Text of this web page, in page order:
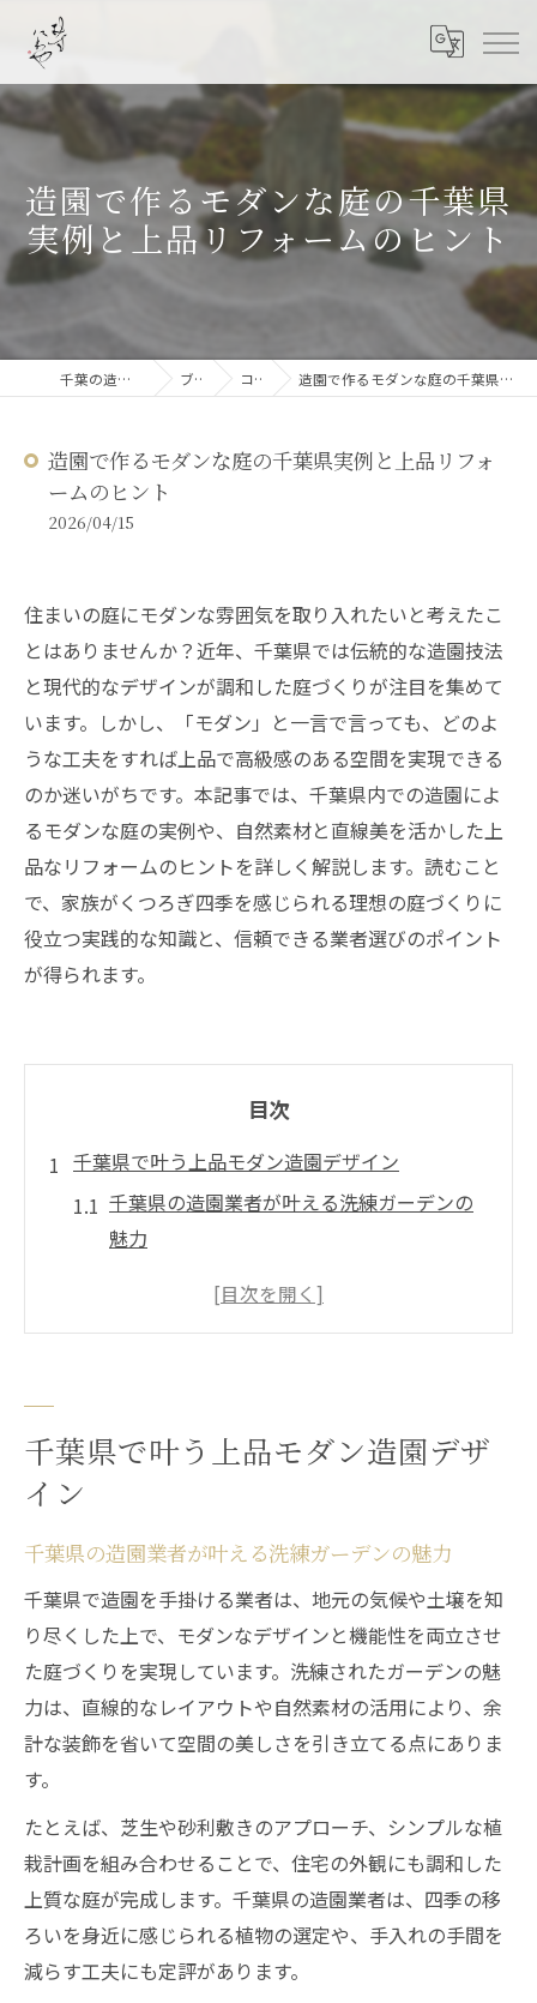
造園で作るモダンな庭の千葉県
実例と上品リフォームのヒント
千葉の造園なら結ニワ屋 ブログ コラム 造園で作るモダンな庭の千葉県実例と上品リフォームのヒント
造園で作るモダンな庭の千葉県実例と上品リフォ
ームのヒント
2026/04/15
住まいの庭にモダンな雰囲気を取り入れたいと考えたこ
とはありませんか？近年、千葉県では伝統的な造園技法
と現代的なデザインが調和した庭づくりが注目を集めて
います。しかし、「モダン」と一言で言っても、どのよ
うな工夫をすれば上品で高級感のある空間を実現できる
のか迷いがちです。本記事では、千葉県内での造園によ
るモダンな庭の実例や、自然素材と直線美を活かした上
品なリフォームのヒントを詳しく解説します。読むこと
で、家族がくつろぎ四季を感じられる理想の庭づくりに
役立つ実践的な知識と、信頼できる業者選びのポイント
が得られます。
目次
千葉県で叶う上品モダン造園デザイン
千葉県の造園業者が叶える洗練ガーデンの
魅力
モダンと伝統の融合造園が注目される理由
千葉県の造園ランキングから学ぶ選び方
訣
千葉県で注目の造園施工例とその特徴
モダン外構と造園の調和が生む心地よさ
洗練された造園がもたらす暮らしの変化
千葉の外構おしゃれ事例に学ぶ庭づくり
理想のモダンガーデンを千葉で実現する方法
れ
信頼できる造園業者の選び方と相談ポイン
ト
造園施工例で知るモダンデザインの要素
千葉県で叶う上品モダン造園デザ
イン
千葉県の造園業者が叶える洗練ガーデンの魅力
千葉県で造園を手掛ける業者は、地元の気候や土壌を知
り尽くした上で、モダンなデザインと機能性を両立させ
た庭づくりを実現しています。洗練されたガーデンの魅
力は、直線的なレイアウトや自然素材の活用により、余
計な装飾を省いて空間の美しさを引き立てる点にありま
す。
たとえば、芝生や砂利敷きのアプローチ、シンプルな植
栽計画を組み合わせることで、住宅の外観にも調和した
上質な庭が完成します。千葉県の造園業者は、四季の移
ろいを身近に感じられる植物の選定や、手入れの手間を
減らす工夫にも定評があります。